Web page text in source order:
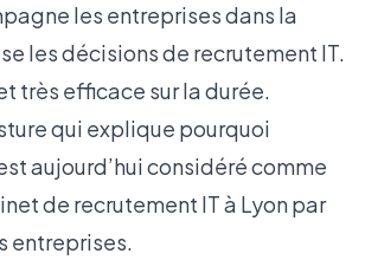
les entreprises dans la
les décisions de recrutement IT.
très efficace sur la durée.
qui explique pourquoi
aujourd’hui considéré comme
de recrutement IT à Lyonpar
entreprises.